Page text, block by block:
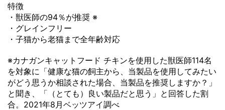
特徴
・獣医師の94％が推奨 ※
・グレインフリー
・子猫から老猫まで全年齢対応
※カナガンキャットフード チキンを使用した獣医師114名
を対象に「健康な猫の飼主から、当製品を使用してみたい
がどう思うか相談された場合、当製品を推奨しますか？」
と聞き、「（とても）良い製品だと思う」と回答した割
合。2021年8月ベッツアイ調べ